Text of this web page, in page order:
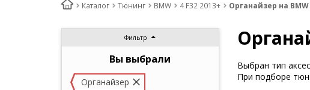
Каталог Тюнинг BMW 4 F32 2013+ Органайзер на BMW
Фильтр
Вы выбрали
Органайзер
Выбран тип
При подборе